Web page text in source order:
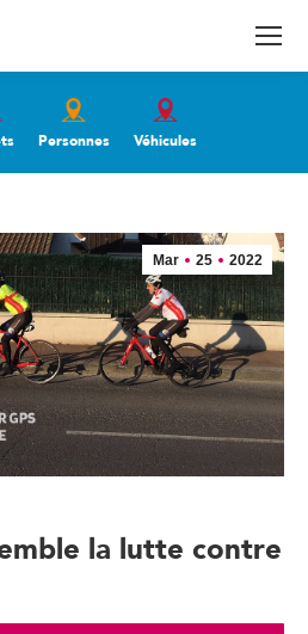
Personnes Véhicules
Mar 25 2022
la lutte contre